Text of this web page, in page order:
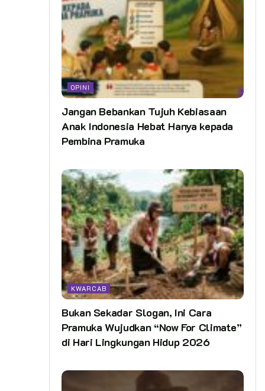
OPINI
Jangan Bebankan Tujuh Kebiasaan
Anak Indonesia Hebat Hanya kepada
Pembina Pramuka
KWARCAB
Bukan Sekadar Slogan, Ini Cara
Pramuka Wujudkan “Now For Climate”
di Hari Lingkungan Hidup 2026